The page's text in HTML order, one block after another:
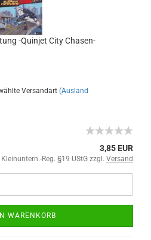
-Quinjet City Chasen-
Versandart (Ausland
3,85 EUR
Reg. §19 UStG zzgl. Versand
WARENKORB